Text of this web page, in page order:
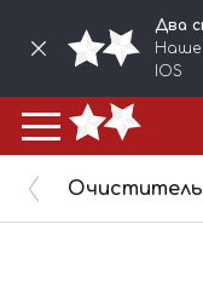
Два
Наше
IOS